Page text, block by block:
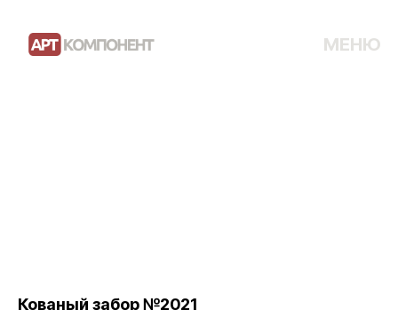
МЕНЮ
Кованый забор №2021